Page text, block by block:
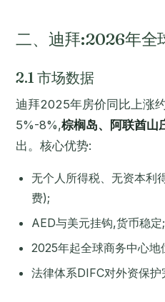
二、迪拜:2026年全
2.1 市场数据
迪拜2025年房价同比上涨
5%-8%,棕榈岛、阿联酋山
出。核心优势:
无个人所得税、无资本利
费);
AED与美元挂钩,货币稳定;
2025年起全球商务中心地
法律体系DIFC对外资保护